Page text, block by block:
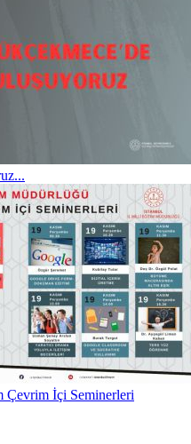
Çevrim İçi Seminerleri